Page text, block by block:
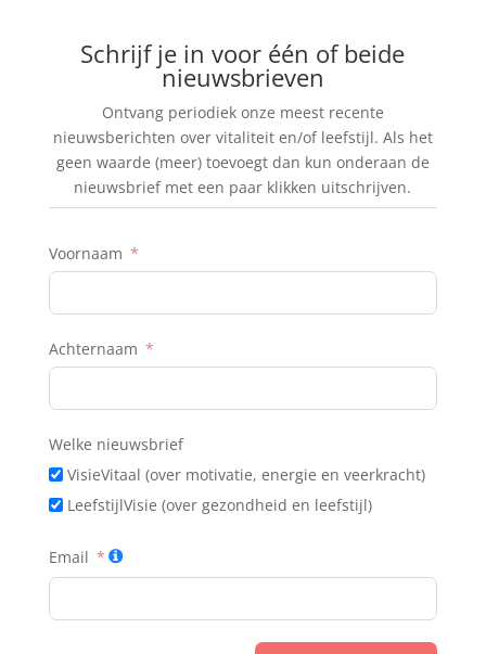
Schrijf je in voor één of beide
nieuwsbrieven
Ontvang periodiek onze meest recente
nieuwsberichten over vitaliteit en/of leefstijl. Als het
geen waarde (meer) toevoegt dan kun onderaan de
nieuwsbrief met een paar klikken uitschrijven.
Voornaam
Achternaam
Welke nieuwsbrief
VisieVitaal (over motivatie, energie en veerkracht)
LeefstijlVisie (over gezondheid en leefstijl)
Email